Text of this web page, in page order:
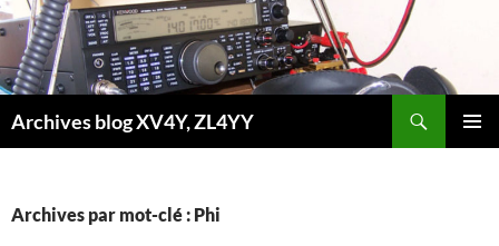
Aller
au
contenu
Archives blog XV4Y, ZL4YY
Archives par mot-clé : Phi